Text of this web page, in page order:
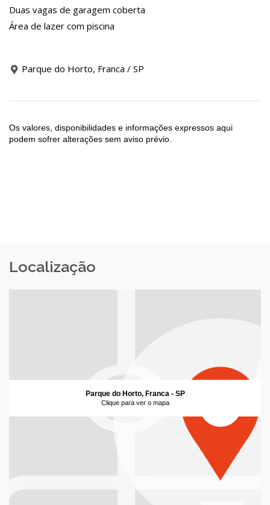
Duas vagas de garagem coberta
Área de lazer com piscina
Parque do Horto, Franca / SP
Os valores, disponibilidades e informações expressos aqui
podem sofrer alterações sem aviso prévio.
Localização
Parque do Horto, Franca - SP
Clique para ver o mapa